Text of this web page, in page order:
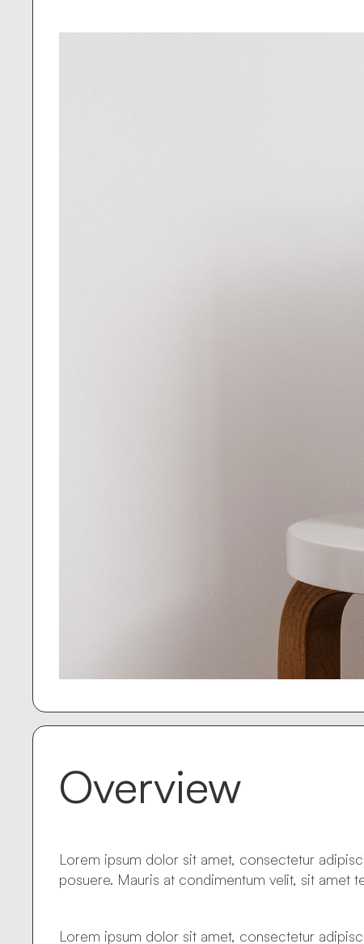
Overview
Lorem ipsum dolor sit amet, consectetur
posuere. Mauris at condimentum velit, sit amet
Lorem ipsum dolor sit amet, consectetur